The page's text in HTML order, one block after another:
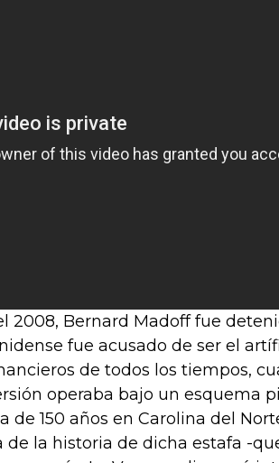
2008, Bernard Madoff fue
fue acusado de ser el
de todos los tiempos,
operaba bajo un esquema
de 150 años en Carolina del
de la historia de dicha estafa -